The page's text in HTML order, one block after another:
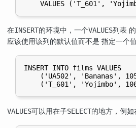
在INSERT的环境中，一个VALUES列表
应该使用该列的默认值而不是 指定一个值
INSERT INTO films VALUES
('UA502', 'Bananas',
VALUES可以用在子SELECT的地方，例如